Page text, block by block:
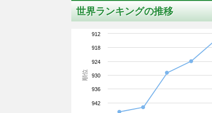
世界ランキングの推移
順位
912
918
924
930
936
942